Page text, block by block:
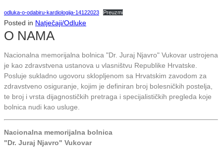
odluka-o-odabiru-kardiologija-14122023 Preuzmi
Posted in Natječaji/Odluke
O NAMA
Nacionalna memorijalna bolnica "Dr. Juraj Njavro" Vukovar ustrojena
je kao zdravstvena ustanova u vlasništvu Republike Hrvatske.
Posluje sukladno ugovoru sklopljenom sa Hrvatskim zavodom za
zdravstveno osiguranje, kojim je definiran broj bolesničkih postelja,
te broj i vrsta dijagnostičkih pretraga i specijalističkih pregleda koje
bolnica nudi kao usluge.
Nacionalna memorijalna bolnica
"Dr. Juraj Njavro" Vukovar